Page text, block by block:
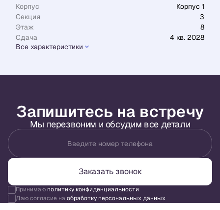
Корпус
Корпус 1
Секция
3
Этаж
8
Сдача
4 кв. 2028
Все характеристики
Запишитесь на встречу
Мы перезвоним и обсудим все детали
Введите номер телефона
Заказать звонок
Принимаю политику конфиденциальности
Даю согласие наобработку персональных данных